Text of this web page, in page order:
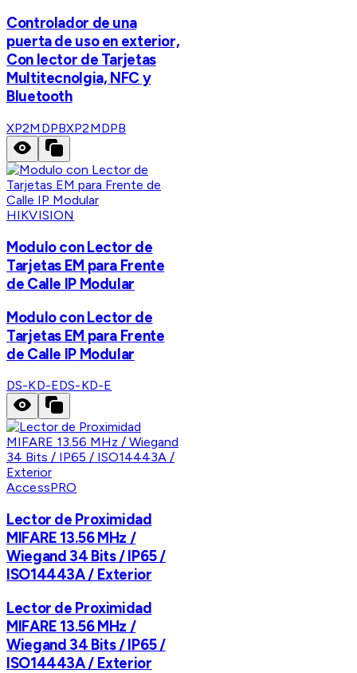
Controlador de una
puerta de uso en exterior,
Con lector de Tarjetas
Multitecnolgia, NFC y
Bluetooth
XP2MDPBXP2MDPB
HIKVISION
Modulo con Lector de
Tarjetas EM para Frente
de Calle IP Modular
Modulo con Lector de
Tarjetas EM para Frente
de Calle IP Modular
DS-KD-EDS-KD-E
AccessPRO
Lector de Proximidad
MIFARE 13.56 MHz /
Wiegand 34 Bits / IP65 /
ISO14443A / Exterior
Lector de Proximidad
MIFARE 13.56 MHz /
Wiegand 34 Bits / IP65 /
ISO14443A / Exterior